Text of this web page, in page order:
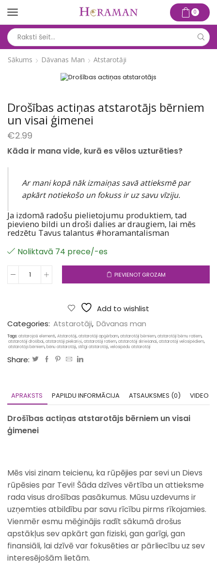
0
input
Sākums Dāvanas Man Atstarotāji
Drošības actiņas atstarotājs bērniem
un visai ģimenei
€2.99
Kāda ir mana vide, kurā es vēlos uzturēties?
Ar mani kopā nāk izmaiņas savā attieksmē par
apkārt notiekošo un fokuss ir uz savu vīziju.
Ja izdomā radošu pielietojumu produktiem, tad
pievieno bildi un droši dalies ar draugiem, lai mēs
redzētu Tavus talantus #horamantalisman
Noliktavā 74 prece/-es
Drošības
actiņas
visai
ģimenei
daudzums
PIEVIENOT GROZAM
Add to wishlist
Categories: Atstarotāji, Dāvanas man
Tags:atstarojoši elementi,Atstarotāji,atstarotāji apģērbam,atstarotāji bērniem,atstarotāji bērnu ratiem,
atstarotāji drošībai,atstarotāji piekariņi,atstarotāji ratiem,atstarotāji skriešanai,atstarotāji velosipēdiem,
atstarotājs bērniem, bēnu atstarotāji,stilīgi atstarotāji,velosipēdu atstarotāji
Share:
APRAKSTS PAPILDU INFORMĀCIJA ATSAUKSMES (0) VIDEO
Drošības actiņas atstarotājs bērniem un visai
ģimenei
Mēs visi zinam teicienu, ka rūpējies par sevi un Dievs
rūpēsies par Tevi! Šāda dzīves vērtība un attieksme
rada visus drošības pasākumus. Mūsu uzdevums ir
uzņemties atbildību par savu rīcību pirms rīkojamies.
Vienmēr esmu mēģinājis radīt sākumā drošus
apstākļus sev apkārt gan fiziski, gan garīgi, gan
finansiāli, lai dzīvē var fokusēties ar pārliecību uz sev
interesējošām lietām.